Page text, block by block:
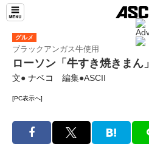
グルメ
ブラックアンガス牛使用
ローソン「牛すき焼きまん」
文● ナベコ 編集●ASCII
[PC表示へ]